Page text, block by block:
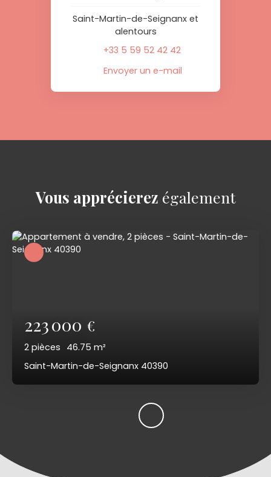
Saint-Martin-de-Seignanx et
alentours
+33 5 59 52 42 42
Envoyer un e-mail
Vous apprécierez également
223 000 €
2 pièces 46.75 m²
Saint-Martin-de-Seignanx 40390